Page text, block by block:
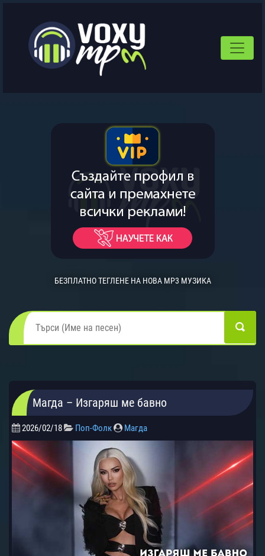
БЕЗПЛАТНО ТЕГЛЕНЕ НА НОВА MP3 МУЗИКА
Магда – Изгаряш ме бавно
2026/02/18 Поп-Фолк Магда